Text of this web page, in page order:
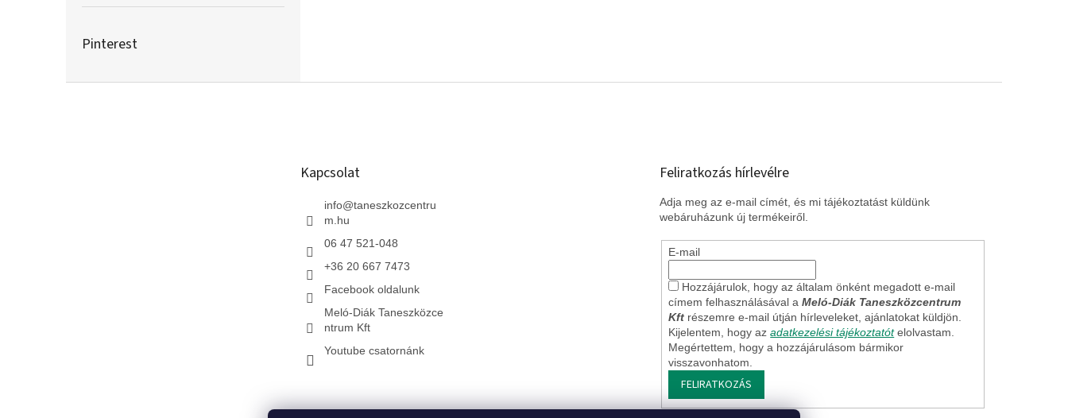
Pinterest
Kapcsolat
info@taneszkozcentru
m.hu
06 47 521-048
+36 20 667 7473
Facebook oldalunk
Meló-Diák Taneszközce
ntrum Kft
Youtube csatornánk
Feliratkozás hírlevélre
Adja meg az e-mail címét, és mi tájékoztatást küldünk
webáruházunk új termékeiről.
E-mail
Hozzájárulok, hogy az általam önként megadott e-mail
címem felhasználásával aMeló-Diák Taneszközcentrum
Kft részemre e-mail útján hírleveleket, ajánlatokat küldjön.
Kijelentem, hogy azadatkezelési tájékoztatót elolvastam.
Megértettem, hogy a hozzájárulásom bármikor
visszavonhatom.
FELIRATKOZÁS